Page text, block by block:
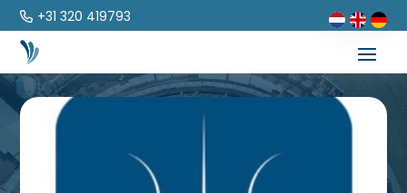
+31 320 419793